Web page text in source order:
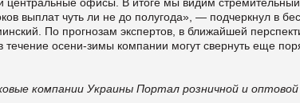
выплат чуть ли не до полугода», — подчеркнул в
По прогнозам экспертов, в ближайшей
осени-зимы компании могут свернуть еще
компании Украины Портал розничной и оптовой